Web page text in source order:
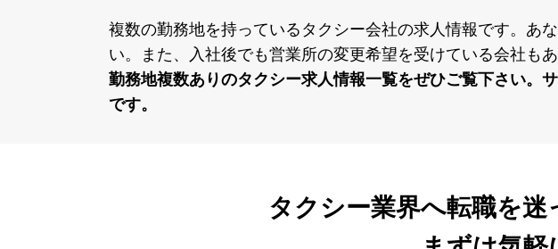
複数の勤務地を持っているタクシー会社の求⼈情報です。あ
い。また、⼊社後でも営業所の変更希望を受けている会社もあ
勤務地複数ありのタクシー求⼈情報⼀覧をぜひご覧下さい。
です。
タクシー業界へ転職を迷